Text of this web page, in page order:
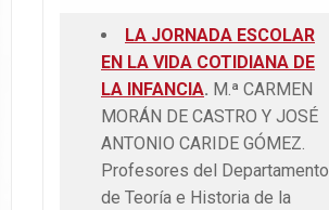
LA JORNADA ESCOLAR
EN LA VIDA COTIDIANA DE
LA INFANCIA. M.ª CARMEN
MORÁN DE CASTRO Y JOSÉ
ANTONIO CARIDE GÓMEZ.
Profesores del Departamento
de Teoría e Historia de la